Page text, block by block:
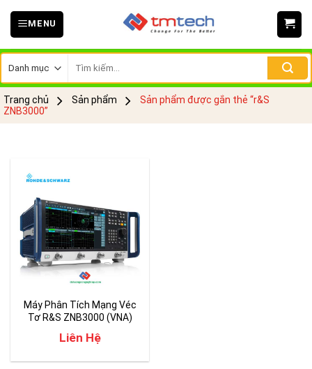
Skip
MENU
kiếm:
Trang chủ Sản phẩm
Sản phẩm được gắn thẻ “r&S
ZNB3000”
Máy Phân Tích Mạng Véc
Tơ R&S ZNB3000 (VNA)
Liên Hệ